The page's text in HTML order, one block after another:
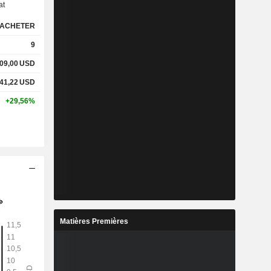
1,24%
41,51%
ACHETER
9
USD
USD
+29,56%
Matières Premières